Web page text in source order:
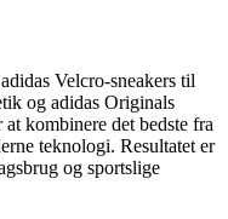
Velcro-sneakers til
og adidas Originals
kombinere det bedste fra
teknologi. Resultatet er
og sportslige